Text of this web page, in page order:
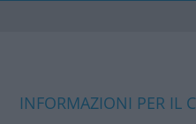
INFORMAZIONI PER IL